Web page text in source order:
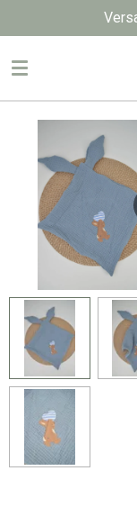
Hauptinhalt
springen